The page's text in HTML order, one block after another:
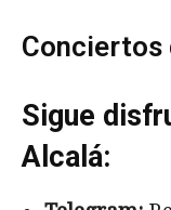
Conciertos
Sigue
Alcalá: